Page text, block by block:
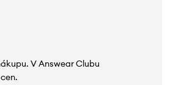
V Answear Clubu